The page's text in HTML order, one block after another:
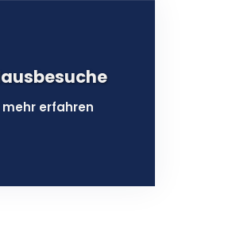
mehr erfahren